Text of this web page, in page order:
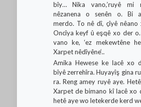
bîy… Nika vano,’ruyê mi
nêzanena o senên o. Bi
merdo. To nê dî, çîyê nêano
Oncîya keyf û eşqê xo der
vano ke, ‘ez mekewtêne
Xarpet nêdîyêne‘..
Amika Hewese ke lacê xo
bîyê zerrehîra. Huyayîş gina
ra. Reng amey ruyê aye.
Xarpet de bimano kî lacê xo
hetê aye wo letekerde kerd